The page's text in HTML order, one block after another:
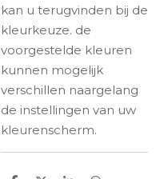
kan u terugvinden bij de
kleurkeuze. de
voorgestelde kleuren
kunnen mogelijk
verschillen naargelang
de instellingen van uw
kleurenscherm.